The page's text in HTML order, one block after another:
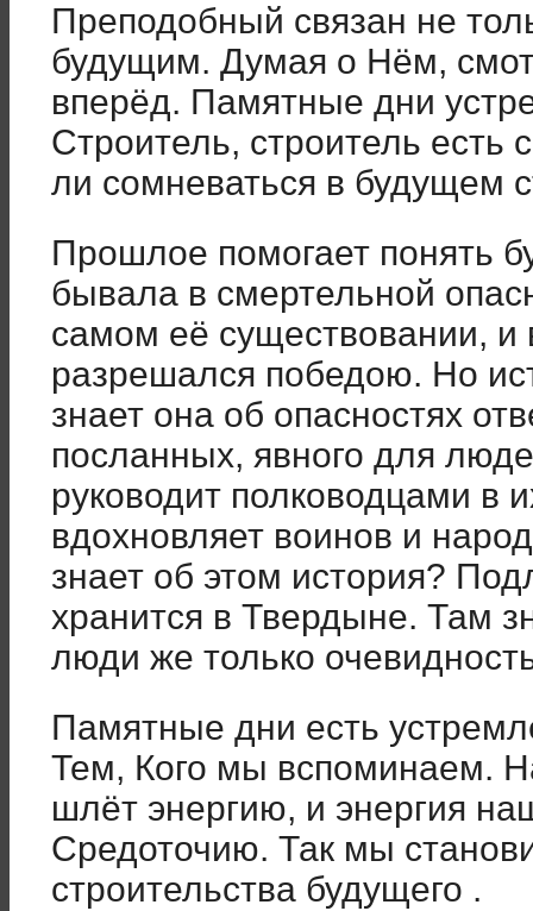
Преподобный связан не
будущим. Думая о Нём,
вперёд. Памятные дни
Строитель, строитель
ли сомневаться в будущем
Прошлое помогает понять
бывала в смертельной
самом её существовании, и
разрешался победою. Но
знает она об опасностях
посланных, явного для
руководит полководцами в
вдохновляет воинов и
знает об этом история?
хранится в Твердыне. Там
люди же только
Памятные дни есть
Тем, Кого мы вспоминаем.
шлёт энергию, и энергия
Средоточию. Так мы
строительства будущего .